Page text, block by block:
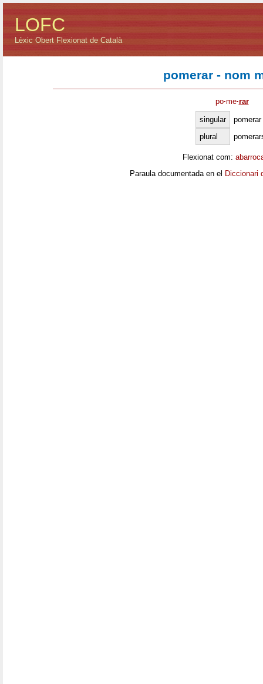
LOFC
Lèxic Obert Flexionat de Català
pomerar - nom
po·me·rar
singular
pomerar
plural
Flexionat com:
Paraula documentada en el Diccionari